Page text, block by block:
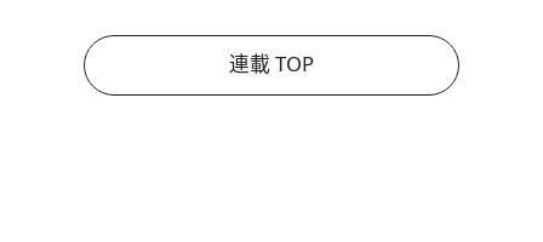
連載 TOP